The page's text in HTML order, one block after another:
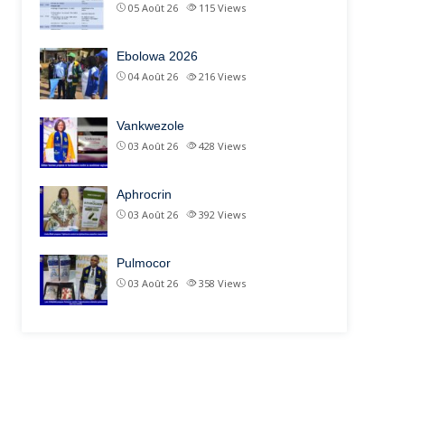
05 Août 26 115 Views
Ebolowa 2026
04 Août 26 216 Views
Vankwezole
03 Août 26 428 Views
Aphrocrin
03 Août 26 392 Views
Pulmocor
03 Août 26 358 Views